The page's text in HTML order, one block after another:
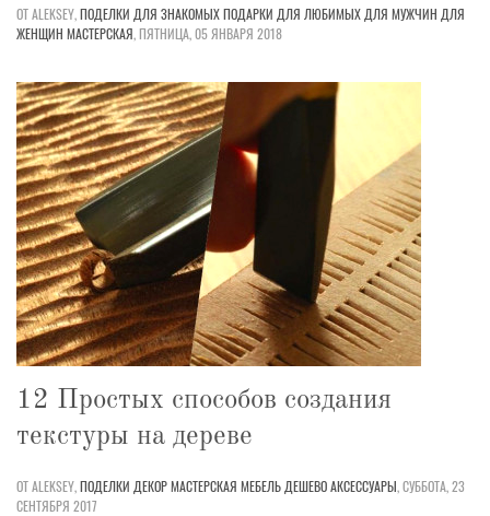
ОТ ALEKSEY,ПОДЕЛКИ ДЛЯ ЗНАКОМЫХПОДАРКИ ДЛЯ ЛЮБИМЫХ ДЛЯ МУЖЧИН ДЛЯ
ЖЕНЩИН МАСТЕРСКАЯ,ПЯТНИЦА, 05 ЯНВАРЯ 2018
12 Простых способов создания
текстуры на дереве
ОТ ALEKSEY,ПОДЕЛКИ ДЕКОРМАСТЕРСКАЯ МЕБЕЛЬ ДЕШЕВОАКСЕССУАРЫ,СУББОТА, 23
СЕНТЯБРЯ 2017